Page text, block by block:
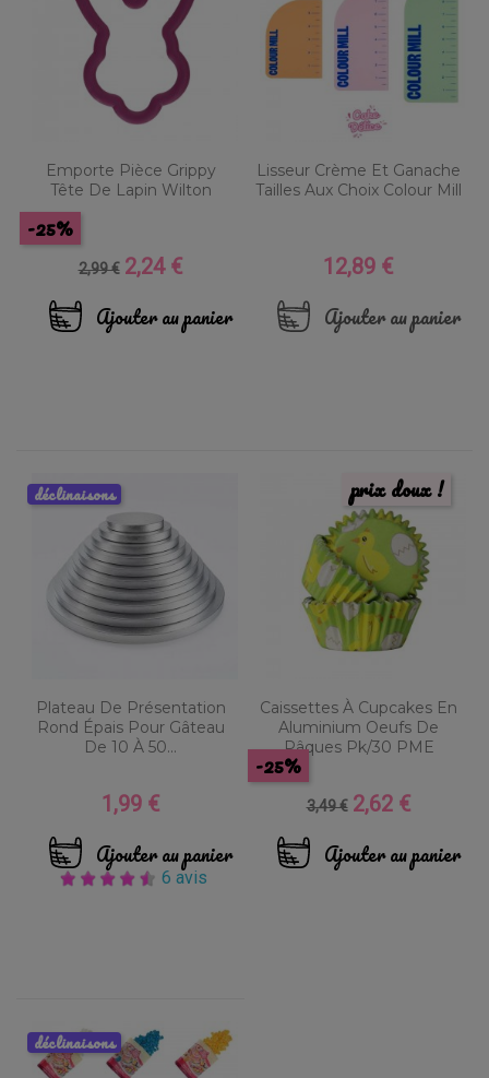
Emporte Pièce Grippy
Tête De Lapin Wilton
Prix
base
2,99 €
-25%
Prix
2,24 €
Ajouter au panier
Lisseur Crème Et Ganache
Tailles Aux Choix Colour Mill
Prix
12,89 €
Ajouter au panier
Plateau De Présentation
Rond Épais Pour Gâteau
De 10 À 50...
Prix
1,99 €
Ajouter au panier
6 avis
déclinaisons
Caissettes À Cupcakes En
Aluminium Oeufs De
Pâques Pk/30 PME
Prix
base
3,49 €
-25%
Prix
2,62 €
Ajouter au panier
prix doux !
déclinaisons